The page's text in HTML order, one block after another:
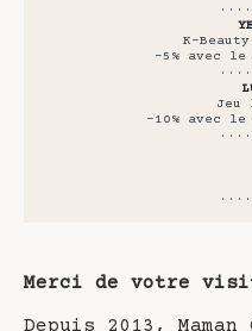
K-
-5% avec le
Jeu
-10% avec le
Merci de votre
Depuis 2013,